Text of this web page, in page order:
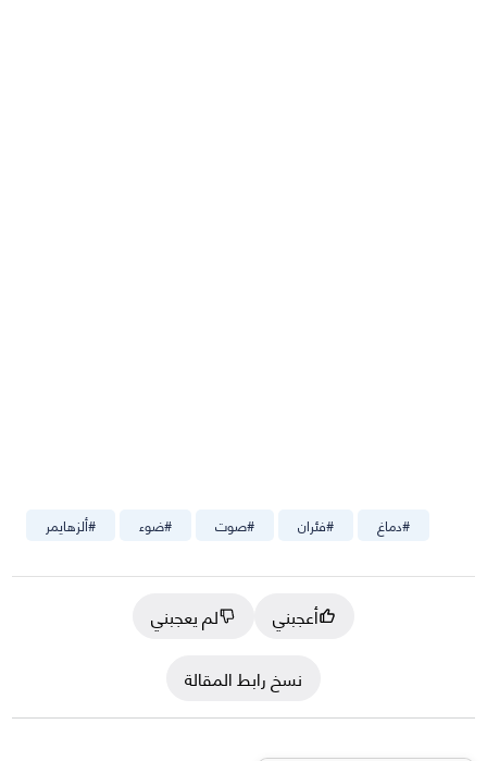
#ألزهايمر #ضوء #صوت #فئران #دماغ
أعجبني
لم يعجبني
نسخ رابط المقالة